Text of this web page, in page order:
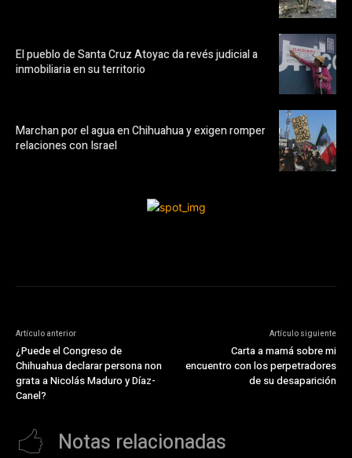
El pueblo de Santa Cruz Atoyac da revés judicial a
inmobiliaria en su territorio
Marchan por el agua en Chihuahua y exigen romper
relaciones con Israel
Artículo anterior
¿Puede el Congreso de
Chihuahua declarar persona non
grata a Nicolás Maduro y Díaz-
Canel?
Artículo siguiente
Carta a mamá sobre mi
encuentro con los perpetradores
de su desaparición
Notas relacionadas